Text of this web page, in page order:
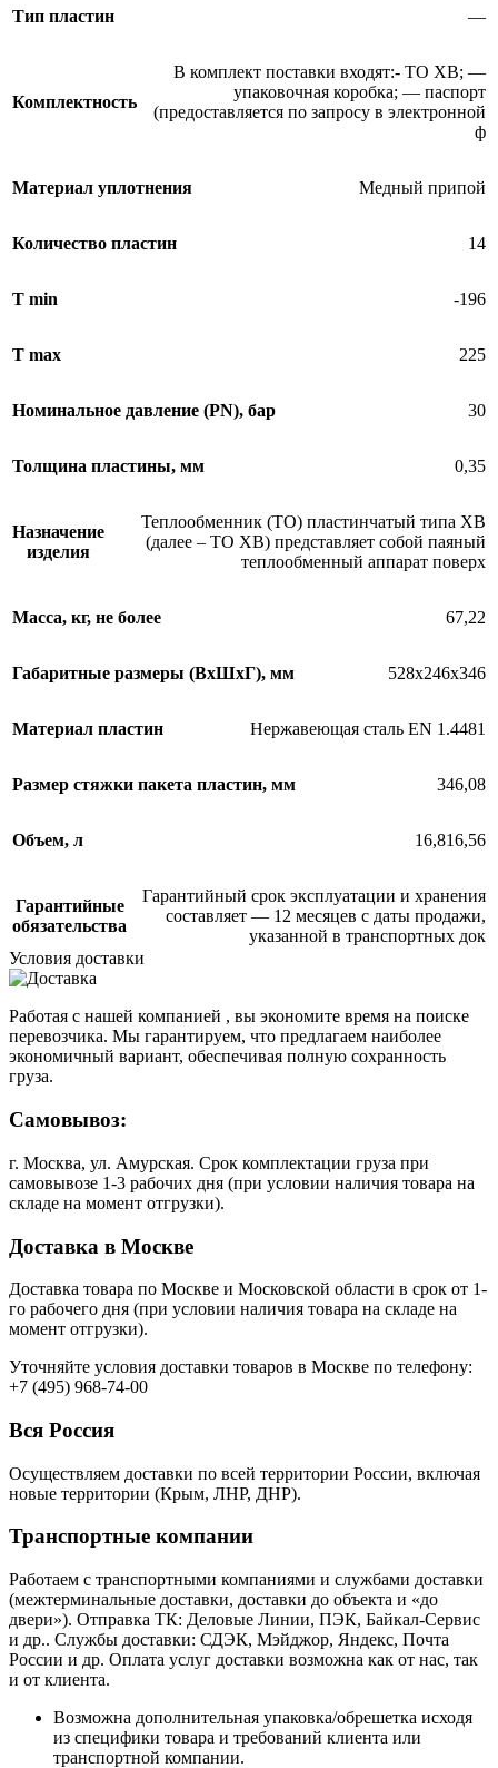
Тип пластин —
Комплектность
В комплект поставки входят:- ТО XB; —
упаковочная коробка; — паспорт
(предоставляется по запросу в электронной
ф
Материал уплотнения Медный припой
Количество пластин 14
T min -196
T max 225
Номинальное давление (PN), бар 30
Толщина пластины, мм 0,35
Назначение
изделия
Теплообменник (ТО) пластинчатый типа XB
(далее – ТО XB) представляет собой паяный
теплообменный аппарат поверх
Масса, кг, не более 67,22
Габаритные размеры (ВхШхГ), мм 528x246x346
Материал пластин Нержавеющая сталь EN 1.4481
Размер стяжки пакета пластин, мм 346,08
Объем, л 16,816,56
Гарантийные
обязательства
Гарантийный срок эксплуатации и хранения
составляет — 12 месяцев с даты продажи,
указанной в транспортных док
Условия доставки
Работая с нашей компанией , вы экономите время на поиске
перевозчика. Мы гарантируем, что предлагаем наиболее
экономичный вариант, обеспечивая полную сохранность
груза.
Самовывоз:
г. Москва, ул. Амурская. Срок комплектации груза при
самовывозе 1-3 рабочих дня (при условии наличия товара на
складе на момент отгрузки).
Доставка в Москве
Доставка товара по Москве и Московской области в срок от 1-
го рабочего дня (при условии наличия товара на складе на
момент отгрузки).
Уточняйте условия доставки товаров в Москве по телефону:
+7 (495) 968-74-00
Вся Россия
Осуществляем доставки по всей территории России, включая
новые территории (Крым, ЛНР, ДНР).
Транспортные компании
Работаем с транспортными компаниями и службами доставки
(межтерминальные доставки, доставки до объекта и «до
двери»). Отправка ТК: Деловые Линии, ПЭК, Байкал-Сервис
и др.. Службы доставки: СДЭК, Мэйджор, Яндекс, Почта
России и др. Оплата услуг доставки возможна как от нас, так
и от клиента.
Возможна дополнительная упаковка/обрешетка исходя
из специфики товара и требований клиента или
транспортной компании.